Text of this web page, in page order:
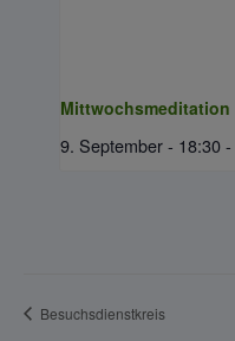
Mittwochsmeditation
9. September - 18:30-
Besuchsdienstkreis